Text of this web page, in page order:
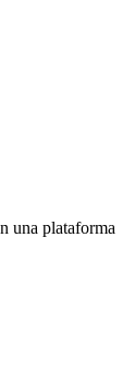
una plataforma